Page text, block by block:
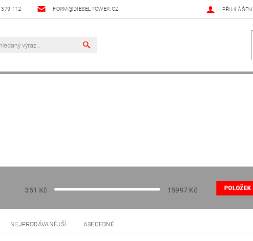
112 FORM@DIESELPOWER.CZ PŘIHLÁŠENÍ
351 Kč 15997 Kč POLOŽEK
NEJPRODÁVANĚJŠÍ ABECEDNĚ